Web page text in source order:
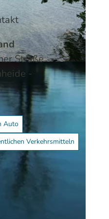
Straße
-
Auto
Verkehrsmitteln